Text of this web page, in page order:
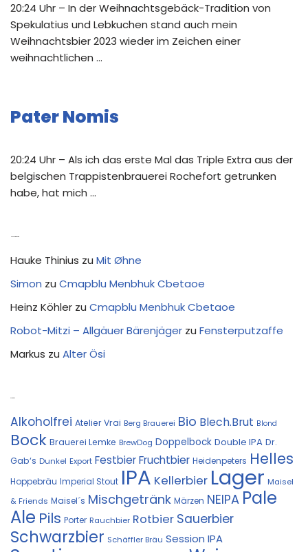
20:24 Uhr – In der Weihnachtsgebäck-Tradition von
Spekulatius und Lebkuchen stand auch mein
Weihnachtsbier 2023 wieder im Zeichen einer
weihnachtlichen …
Pater Nomis
20:24 Uhr – Als ich das erste Mal das Triple Extra aus der
belgischen Trappistenbrauerei Rochefort getrunken
habe, hat mich …
Hauke Thinius zu Mit Øhne
Simon zu Cmapblu Menbhuk Cbetaoe
Heinz Köhler zu Cmapblu Menbhuk Cbetaoe
Robot-Mitzi – Allgäuer Bärenjäger zu Fensterputzaffe
Markus zu Alter Ösi
Alkoholfrei Atelier Vrai Berg Brauerei Bio Blech.Brut Blond
Bock Brauerei Lemke BrewDog Doppelbock Double IPA Dr.
Gab‘s Dunkel Export FestbierFruchtbier Heidenpeters Helles
Hoppebräu Imperial Stout IPA Kellerbier Lager Maisel
& Friends Maisel´s Mischgetränk Märzen NEIPA Pale
Ale Pils Porter Rauchbier Rotbier Sauerbier
Schwarzbier Schäffler Bräu Session IPA